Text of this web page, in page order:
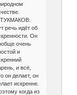
речь идёт об
Он
очень
и
и всё,
он делает, он
искренне.
когда из